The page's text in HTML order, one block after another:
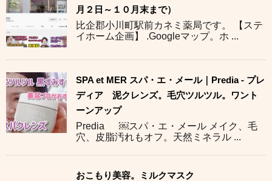
月２日～１０月末まで）
比企郡小川町駅前カネミ薬局です。 【ステ
イホーム企画】 .Googleマップ。ホ ...
SPA et MER スパ・エ・メール｜Predia - プレ
ディア 泥クレンズ。毛穴ツルツル。ワント
ーンアップ
Predia ￼スパ・エ・メール メイク、毛
穴、皮脂汚れもオフ。天然ミネラル ...
おこもり美容。ミルクマスク